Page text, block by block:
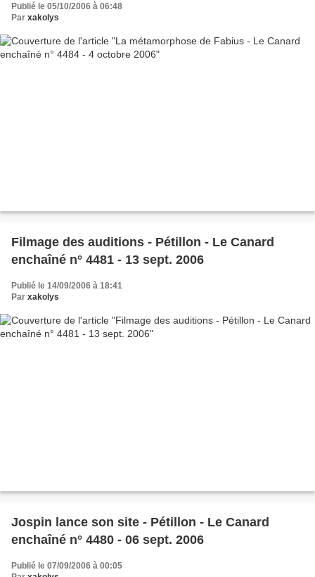
Publié le 05/10/2006 à 06:48
Par xakolys
Filmage des auditions - Pétillon - Le Canard
enchaîné n° 4481 - 13 sept. 2006
Publié le 14/09/2006 à 18:41
Par xakolys
Jospin lance son site - Pétillon - Le Canard
enchaîné n° 4480 - 06 sept. 2006
Publié le 07/09/2006 à 00:05